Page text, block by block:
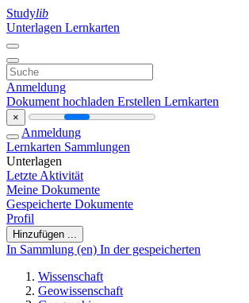
Studylib
Unterlagen Lernkarten
Anmeldung
Dokument hochladen Erstellen Lernkarten
×
Anmeldung
Lernkarten Sammlungen
Unterlagen
Letzte Aktivität
Meine Dokumente
Gespeicherte Dokumente
Profil
Hinzufügen ...
In Sammlung (en) In der gespeicherten
Wissenschaft
Geowissenschaft